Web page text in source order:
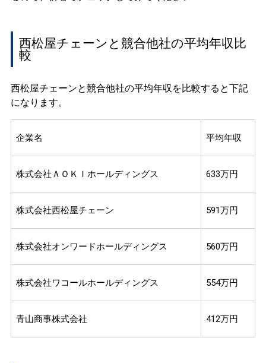
西松屋チェーンと競合他社の平均年収比
較
西松屋チェーンと競合他社の平均年収を比較すると下記
になります。
企業名 平均年収
株式会社ＡＯＫＩホールディングス 633万円
株式会社西松屋チェーン 591万円
株式会社オンワードホールディングス 560万円
株式会社ワコールホールディングス 554万円
青山商事株式会社 412万円